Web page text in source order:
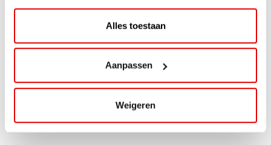
Alles toestaan
Aanpassen
Weigeren
ViaAVIA Super Deal: 20% korting bij
ViaLuxury Hotels
ViaAVIA Super Deal: €25 korting bij ViaLuxury Hotels
Toe aan een ontspannen nachtje...
Lees verder